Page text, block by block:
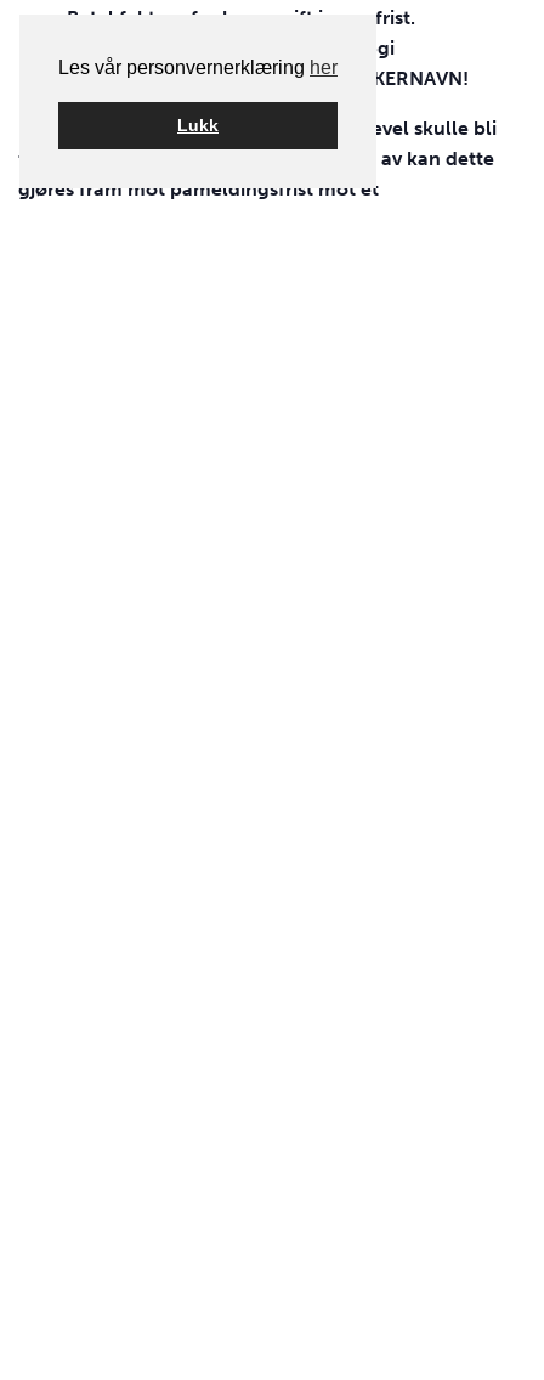
Les vår personvernerklæring her
Lukk
Betal faktura for kursavgift innen frist.
NB! Ved betaling av faktura – oppgi
førstFAKTURANRog deretterDELTAKERNAVN!
Det er bindende påmelding! Om du likevel skulle bli
forhindret fra å delta og må melde deg av kan dette
gjøres fram mot påmeldingsfrist mot et